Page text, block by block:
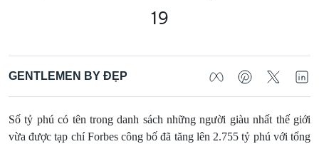
19
GENTLEMEN BY ĐẸP
Số tỷ phú có tên trong danh sách những người giàu nhất thế giới
vừa được tạp chí Forbes công bố đã tăng lên 2.755 tỷ phú với tổng